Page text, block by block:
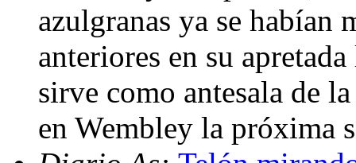
azulgranas ya se habían
anteriores en su
sirve como antesala de
en Wembley la próxima